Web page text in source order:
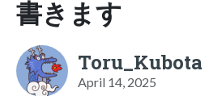
書きます
Toru_Kubota
April 14, 2025